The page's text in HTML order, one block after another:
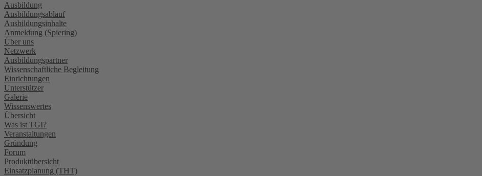
Ausbildung
Ausbildungsablauf
Ausbildungsinhalte
Anmeldung (Spiering)
Über uns
Netzwerk
Ausbildungspartner
Wissenschaftliche Begleitung
Einrichtungen
Unterstützer
Galerie
Wissenswertes
Übersicht
Was ist TGI?
Veranstaltungen
Gründung
Forum
Produktübersicht
Einsatzplanung (THT)